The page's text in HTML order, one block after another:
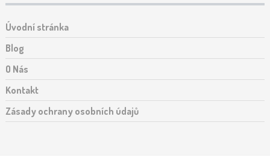
Úvodní stránka
Blog
O Nás
Kontakt
Zásady ochrany osobních údajů